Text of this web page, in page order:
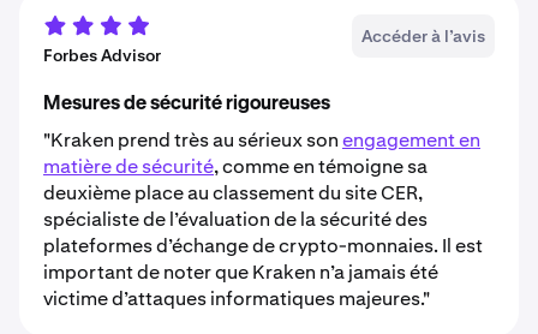
Forbes Advisor
Accéder à l’avis
Mesures de sécurité rigoureuses
"Kraken prend très au sérieux sonengagement en
matière de sécurité, comme en témoigne sa
deuxième place au classement du site CER,
spécialiste de l’évaluation de la sécurité des
plateformes d’échange de crypto-monnaies. Il est
important de noter que Kraken n’a jamais été
victime d’attaques informatiques majeures."